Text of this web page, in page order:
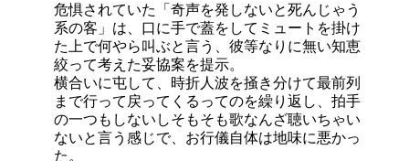
危惧されていた「奇声を発しないと死んじゃう
系の客」は、口に手で蓋をしてミュートを掛け
た上で何やら叫ぶと言う、彼等なりに無い知恵
絞って考えた妥協案を提示。
横合いに屯して、時折人波を掻き分けて最前列
まで行って戻ってくるってのを繰り返し、拍手
の一つもしないしそもそも歌なんざ聴いちゃい
ないと言う感じで、お行儀自体は地味に悪かっ
た。